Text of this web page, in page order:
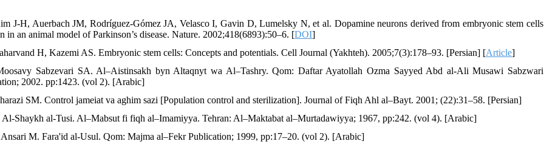
J-H, Auerbach JM, Rodríguez-Gómez JA, Velasco I, Gavin D, Lumelsky N, et al. Dopamine neurons derived from embryonic stem cells
in an animal model of Parkinson’s disease. Nature. 2002;418(6893):50–6. [DOI]
H, Kazemi AS. Embryonic stem cells: Concepts and potentials. Cell Journal (Yakhteh). 2005;7(3):178–93. [Persian] [Article]
Sabzevari SA. Al–Aistinsakh byn Altaqnyt wa Al–Tashry. Qom: Daftar Ayatollah Ozma Sayyed Abd al-Ali Musawi Sabzwari
2002. pp:1423. (vol 2). [Arabic]
SM. Control jameiat va aghim sazi [Population control and sterilization]. Journal of Fiqh Ahl al–Bayt. 2001; (22):31–58. [Persian]
Al-Shaykh al-Tusi. Al–Mabsut fi fiqh al–Imamiyya. Tehran: Al–Maktabat al–Murtadawiyya; 1967, pp:242. (vol 4). [Arabic]
Ansari M. Fara'id al-Usul. Qom: Majma al–Fekr Publication; 1999, pp:17–20. (vol 2). [Arabic]